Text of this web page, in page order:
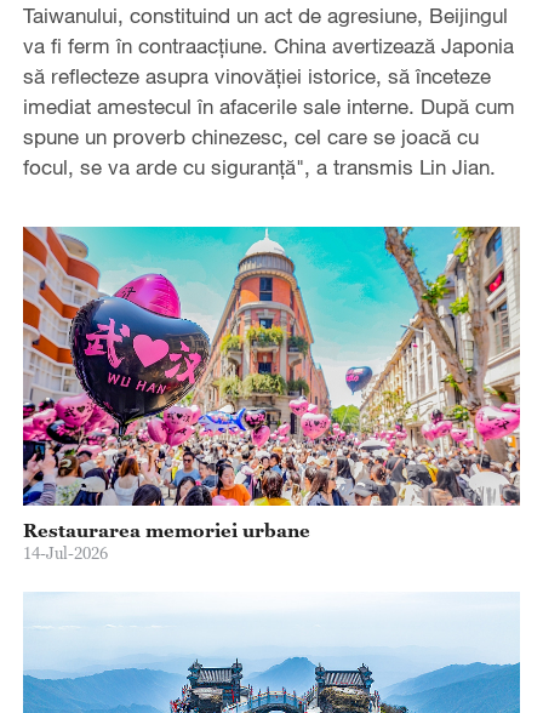
Taiwanului, constituind un act de agresiune, Beijingul
va fi ferm în contraacțiune. China avertizează Japonia
să reflecteze asupra vinovăției istorice, să înceteze
imediat amestecul în afacerile sale interne. După cum
spune un proverb chinezesc, cel care se joacă cu
focul, se va arde cu siguranță", a transmis Lin Jian.
Restaurarea memoriei urbane
14-Jul-2026